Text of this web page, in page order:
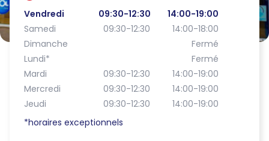
Vendredi
09:30-12:30
14:00-19:00
Samedi
09:30-12:30
14:00-18:00
Dimanche
Fermé
Lundi*
Fermé
Mardi
09:30-12:30
14:00-19:00
Mercredi
09:30-12:30
14:00-19:00
Jeudi
09:30-12:30
14:00-19:00
*horaires exceptionnels